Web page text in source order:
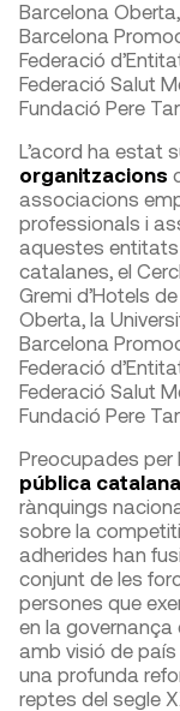
Barcelona
Barcelona
Federació
Federació Salut
Fundació Pere
L’acord ha estat
organitzacions
associacions
professionals i
aquestes entitats
catalanes, el
Gremi d’Hotels
Oberta, la
Barcelona
Federació
Federació Salut
Fundació Pere
Preocupades per
pública catalana
rànquings
sobre la
adherides han
conjunt de les
persones que
en la
amb visió de
una profunda
reptes del segle